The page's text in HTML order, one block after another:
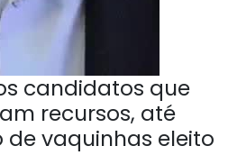
candidatos que
recursos, até
vaquinhas eleito